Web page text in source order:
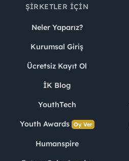
ŞIRKETLER İÇIN
Neler Yaparız?
Kurumsal Giriş
Ücretsiz Kayıt Ol
İK Blog
YouthTech
Youth Awards Oy Ver
Humanspire